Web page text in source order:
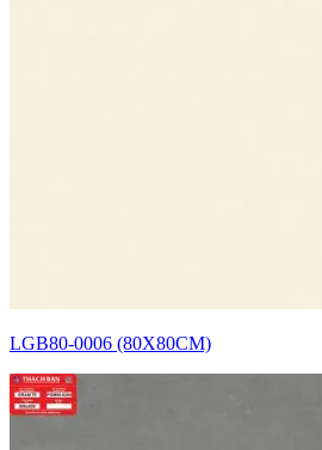
LGB80-0006 (80X80CM)